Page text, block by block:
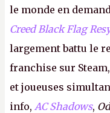
le monde en
Creed Black Flag
largement battu le
franchise sur
et joueuses
info, AC Shadows,